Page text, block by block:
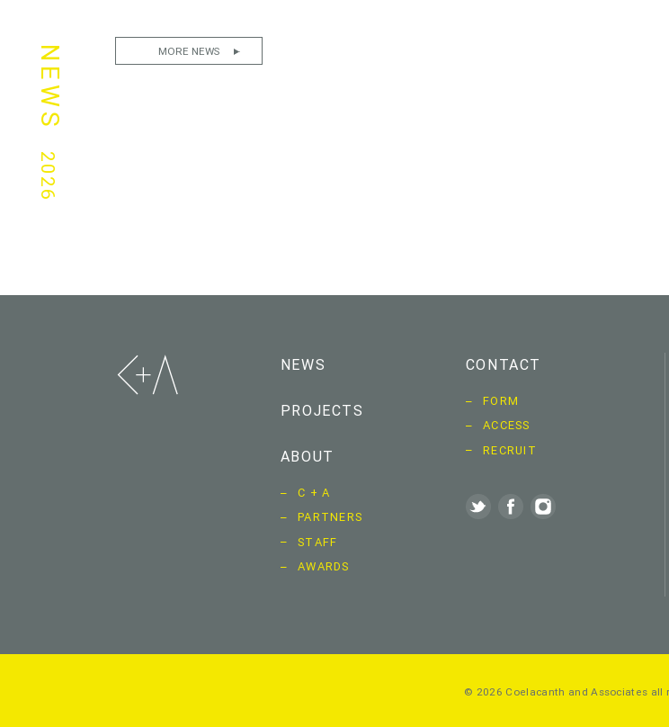
NEWS
2026
MORE NEWS
NEWS
PROJECTS
ABOUT
C + A
PARTNERS
STAFF
AWARDS
CONTACT
FORM
ACCESS
RECRUIT
© 2026 Coelacanth and Associates all